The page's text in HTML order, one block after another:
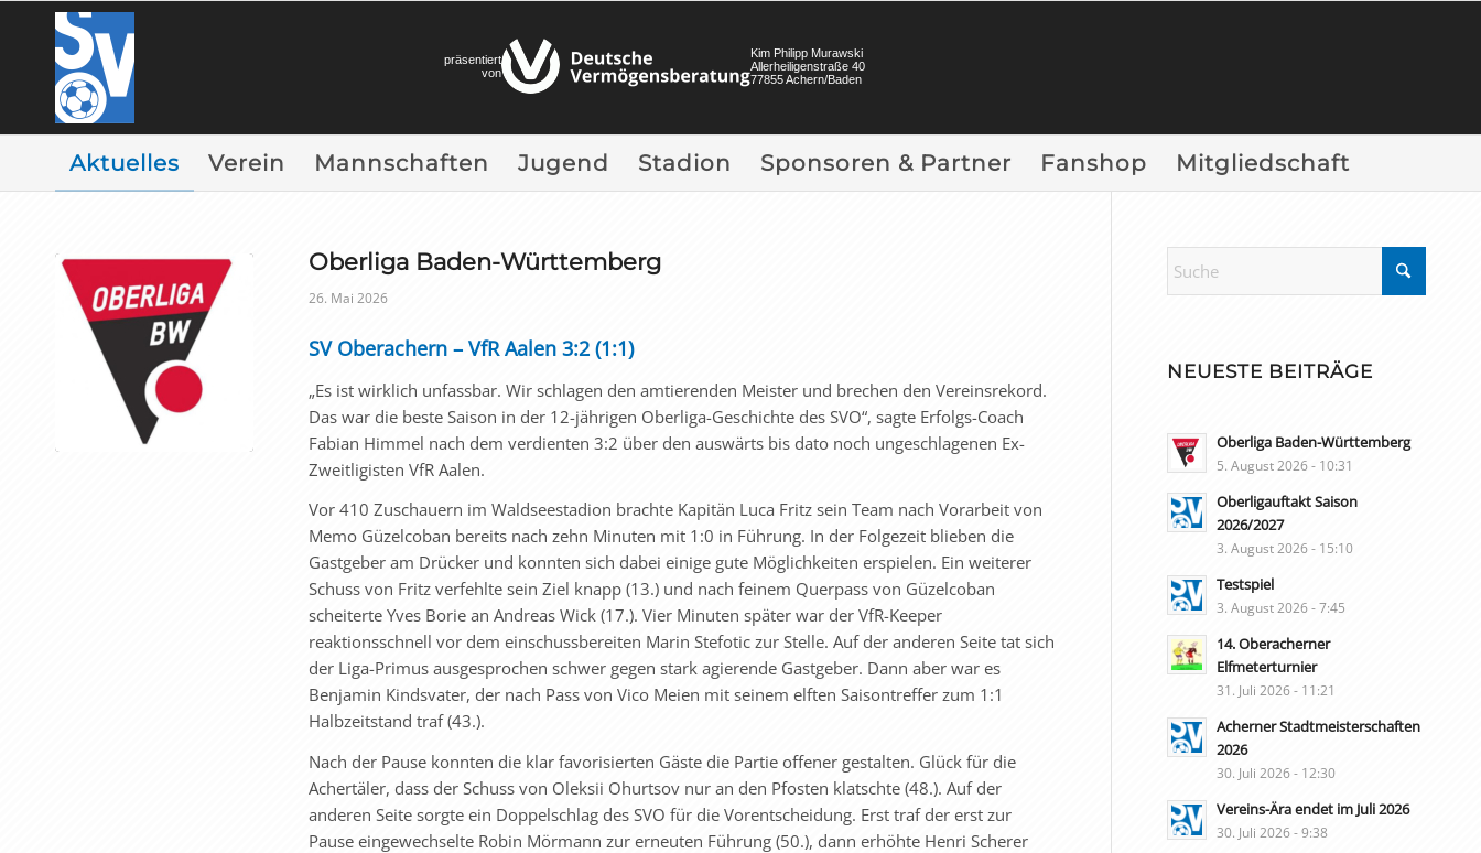
präsentiert
von
Kim Philipp Murawski
Allerheiligenstraße 40
77855 Achern/Baden
Aktuelles Verein Mannschaften Jugend Stadion Sponsoren & Partner Fanshop Mitgliedschaft
Oberliga Baden-Württemberg
26. Mai 2026
SV Oberachern – VfR Aalen 3:2 (1:1)
„Es ist wirklich unfassbar. Wir schlagen den amtierenden Meister und brechen den Vereinsrekord.
Das war die beste Saison in der 12-jährigen Oberliga-Geschichte des SVO“, sagte Erfolgs-Coach
Fabian Himmel nach dem verdienten 3:2 über den auswärts bis dato noch ungeschlagenen Ex-
Zweitligisten VfR Aalen.
Vor 410 Zuschauern im Waldseestadion brachte Kapitän Luca Fritz sein Team nach Vorarbeit von
Memo Güzelcoban bereits nach zehn Minuten mit 1:0 in Führung. In der Folgezeit blieben die
Gastgeber am Drücker und konnten sich dabei einige gute Möglichkeiten erspielen. Ein weiterer
Schuss von Fritz verfehlte sein Ziel knapp (13.) und nach feinem Querpass von Güzelcoban
scheiterte Yves Borie an Andreas Wick (17.). Vier Minuten später war der VfR-Keeper
reaktionsschnell vor dem einschussbereiten Marin Stefotic zur Stelle. Auf der anderen Seite tat sich
der Liga-Primus ausgesprochen schwer gegen stark agierende Gastgeber. Dann aber war es
Benjamin Kindsvater, der nach Pass von Vico Meien mit seinem elften Saisontreffer zum 1:1
Halbzeitstand traf (43.).
Nach der Pause konnten die klar favorisierten Gäste die Partie offener gestalten. Glück für die
Achertäler, dass der Schuss von Oleksii Ohurtsov nur an den Pfosten klatschte (48.). Auf der
anderen Seite sorgte ein Doppelschlag des SVO für die Vorentscheidung. Erst traf der erst zur
Pause eingewechselte Robin Mörmann zur erneuten Führung (50.), dann erhöhte Henri Scherer
NEUESTE BEITRÄGE
Oberliga Baden-Württemberg
5. August 2026 - 10:31
Oberligauftakt Saison
2026/2027
3. August 2026 - 15:10
Testspiel
3. August 2026 - 7:45
14. Oberacherner
Elfmeterturnier
31. Juli 2026 - 11:21
Acherner Stadtmeisterschaften
2026
30. Juli 2026 - 12:30
Vereins-Ära endet im Juli 2026
30. Juli 2026 - 9:38